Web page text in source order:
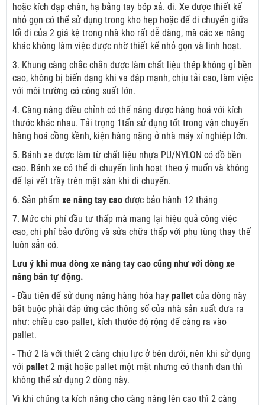
hoặc kích đạp chân, hạ bằng tay bóp xả. di. Xe được thiết kế
nhỏ gọn có thể sử dụng trong kho hẹp hoặc để di chuyển giữa
lối đi của 2 giá kệ trong nhà kho rất dễ dàng, mà các xe nâng
khác không làm việc được nhờ thiết kế nhỏ gọn và linh hoạt.
3. Khung càng chắc chắn được làm chất liệu thép không gỉ bền
cao, không bị biến dạng khi va đập mạnh, chịu tải cao, làm việc
với môi trường có công suất lớn.
4. Càng nâng điều chỉnh có thể nâng được hàng hoá với kích
thước khác nhau. Tải trọng 1tấn sử dụng tốt trong vận chuyển
hàng hoá cồng kềnh, kiện hàng nặng ở nhà máy xí nghiệp lớn.
5. Bánh xe được làm từ chất liệu nhựa PU/NYLON có đồ bền
cao. Bánh xe có thể di chuyển linh hoạt theo ý muốn và không
để lại vết trầy trên mặt sàn khi di chuyển.
6. Sản phẩm xe nâng tay cao được bảo hành 12 tháng
7. Mức chi phí đầu tư thấp mà mang lại hiệu quả công việc
cao, chi phí bảo dưỡng và sửa chữa thấp với phụ tùng thay thế
luôn sẵn có.
Lưu ý khi mua dòng xe nâng tay cao cũng như với dòng xe
nâng bán tự động.
- Đầu tiên để sử dụng nâng hàng hóa hay pallet của dòng này
bắt buộc phải đáp ứng các thông số của nhà sản xuất đưa ra
như: chiều cao pallet, kích thước độ rộng để càng ra vào
pallet.
- Thứ 2 là với thiết 2 càng chịu lực ở bên dưới, nên khi sử dụng
với pallet 2 mặt hoặc pallet một mặt nhưng có thanh đan thì
không thể sử dụng 2 dòng này.
Vì khi chúng ta kích nâng cho càng nâng lên cao thì 2 càng